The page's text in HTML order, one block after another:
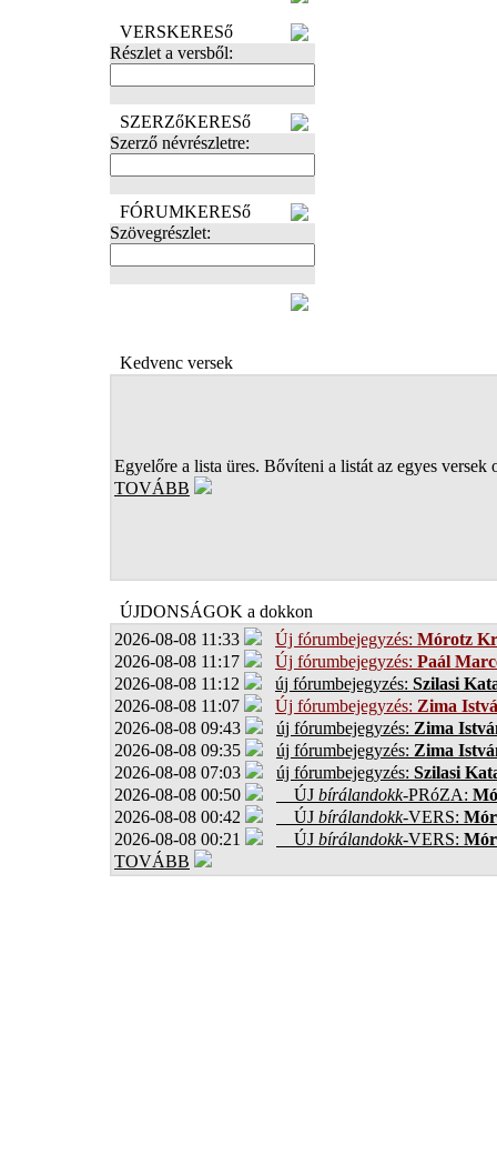
VERSKERESő
Részlet a versből:
SZERZőKERESő
Szerző névrészletre:
FÓRUMKERESő
Szövegrészlet:
Kedvenc versek
Egyelőre a lista üres. Bővíteni a listát az egyes versek
TOVÁBB
ÚJDONSÁGOK a dokkon
2026-08-08 11:33
Új fórumbejegyzés: Mórotz
2026-08-08 11:17
Új fórumbejegyzés: Paál
2026-08-08 11:12
új fórumbejegyzés: Szilasi
2026-08-08 11:07
Új fórumbejegyzés: Zima
2026-08-08 09:43
új fórumbejegyzés: Zima
2026-08-08 09:35
új fórumbejegyzés: Zima
2026-08-08 07:03
új fórumbejegyzés: Szilasi
2026-08-08 00:50
ÚJ bírálandokk-PRóZA:
2026-08-08 00:42
ÚJ bírálandokk-VERS:
2026-08-08 00:21
ÚJ bírálandokk-VERS:
TOVÁBB